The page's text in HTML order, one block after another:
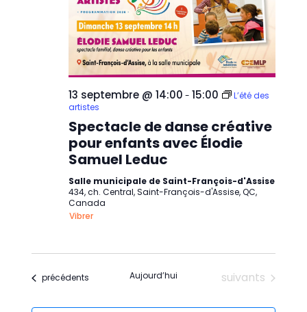
Spectacle de danse créative
pour enfants avec Élodie
Samuel Leduc
13 septembre @ 14:00 -15:00
L’été des
artistes
Salle municipale de Saint-François-d'Assise
434, ch. Central, Saint-François-d'Assise, QC,
Canada
Vibrer
Évènements
précédents Aujourd’hui Évènements
suivants